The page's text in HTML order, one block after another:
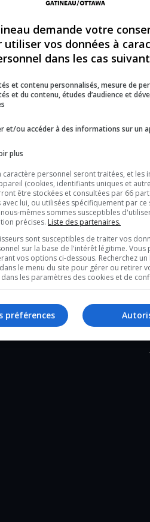
ce ce qui l’a incité à
où la grogne s’intensifie.
Bérard.
demande votre
utiliser vos données à
dans les cas
et contenu personnalisés, mesure de
et du contenu, études d’audience et
et/ou accéder à des informations sur un
plus
caractère personnel seront traitées, et les
(cookies, identifiants uniques et
être stockées et consultées par 66
lui, ou utilisées spécifiquement par ce
mêmes sommes susceptibles
précises. Liste des partenaires.
sont susceptibles de traiter vos
sur la base de l'intérêt légitime. Vous
vos options ci-dessous. Recherchez un
le menu du site pour gérer ou retirer
les paramètres des cookies et de
préférences